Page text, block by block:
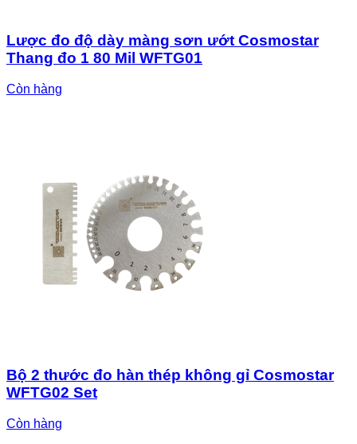
Lược đo độ dày màng sơn ướt Cosmostar
Thang đo 1 80 Mil WFTG01
Còn hàng
Bộ 2 thước đo hàn thép không gỉ Cosmostar
WFTG02 Set
Còn hàng